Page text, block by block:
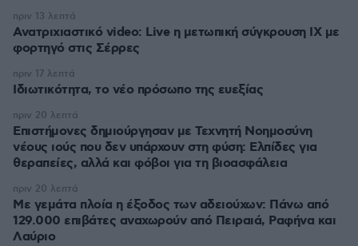
Ανατριχιαστικό video: Live η μετωπική σύγκρουση ΙΧ με
φορτηγό στις Σέρρες
πριν 13 λεπτά
Ιδιωτικότητα, το νέο πρόσωπο της ευεξίας
πριν 17 λεπτά
Επιστήμονες δημιούργησαν με Τεχνητή Νοημοσύνη
νέους ιούς που δεν υπάρχουν στη φύση: Ελπίδες για
θεραπείες, αλλά και φόβοι για τη βιοασφάλεια
πριν 20 λεπτά
Με γεμάτα πλοία η έξοδος των αδειούχων: Πάνω από
129.000 επιβάτες αναχωρούν από Πειραιά, Ραφήνα και
Λαύριο
πριν 20 λεπτά